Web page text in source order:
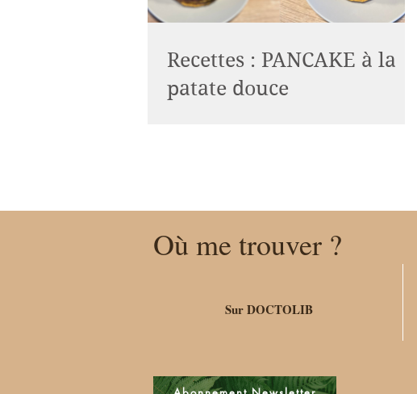
Recettes : PANCAKE à la
patate douce
Où me trouver ?
Sur DOCTOLIB